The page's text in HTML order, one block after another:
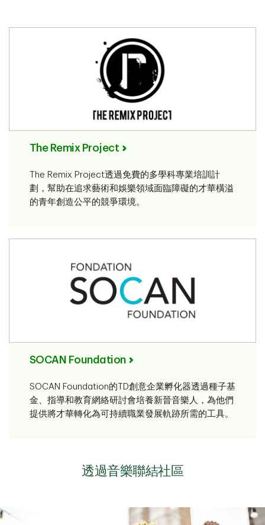
The Remix Project
The Remix Project透過免費的多學科專業培訓計
劃，幫助在追求藝術和娛樂領域面臨障礙的才華橫溢
的青年創造公平的競爭環境。
SOCAN Foundation
SOCAN Foundation的TD創意企業孵化器透過種子基
金、指導和教育網絡研討會培養新晉音樂人，為他們
提供將才華轉化為可持續職業發展軌跡所需的工具。
透過音樂聯結社區